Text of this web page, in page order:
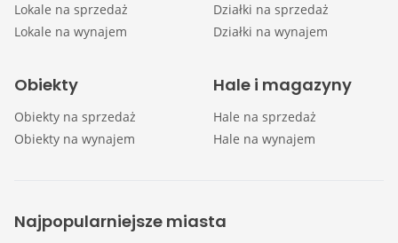
Lokale na sprzedaż
Lokale na wynajem
Działki na sprzedaż
Działki na wynajem
Obiekty
Obiekty na sprzedaż
Obiekty na wynajem
Hale i magazyny
Hale na sprzedaż
Hale na wynajem
Najpopularniejsze miasta